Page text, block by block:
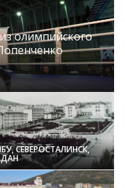
олимпийского
СЕВЕРОСТАЛИНСК,